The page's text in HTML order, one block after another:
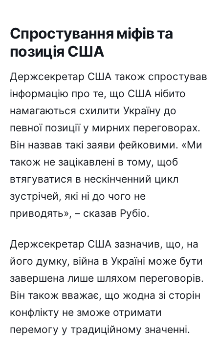
Спростування міфів та
позиція США
Держсекретар США також спростував
інформацію про те, що США нібито
намагаються схилити Україну до
певної позиції у мирних переговорах.
Він назвав такі заяви фейковими. «Ми
також не зацікавлені в тому, щоб
втягуватися в нескінченний цикл
зустрічей, які ні до чого не
приводять», – сказав Рубіо.
Держсекретар США зазначив, що, на
його думку, війна в Україні може бути
завершена лише шляхом переговорів.
Він також вважає, що жодна зі сторін
конфлікту не зможе отримати
перемогу у традиційному значенні.